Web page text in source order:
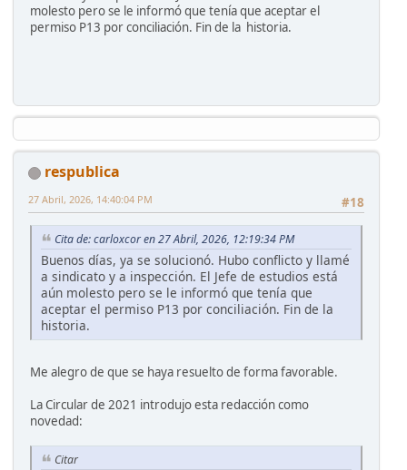
molesto pero se le informó que tenía que aceptar el
permiso P13 por conciliación. Fin de la historia.
respublica
#18
27 Abril, 2026, 14:40:04 PM
Cita de: carloxcor en 27 Abril, 2026, 12:19:34 PM
Buenos días, ya se solucionó. Hubo conflicto y llamé
a sindicato y a inspección. El Jefe de estudios está
aún molesto pero se le informó que tenía que
aceptar el permiso P13 por conciliación. Fin de la
historia.
Me alegro de que se haya resuelto de forma favorable.
La Circular de 2021 introdujo esta redacción como
novedad:
Citar